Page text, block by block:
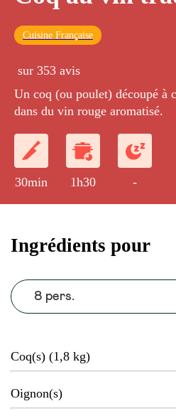
Cuisine Française
sur 353 avis
Un coq (ou poulet) découpé à
dans du vin rouge aromatisé.
30min 1h30 -
Ingrédients pour
8 pers.
Coq(s) (1,8 kg)
Oignon(s)